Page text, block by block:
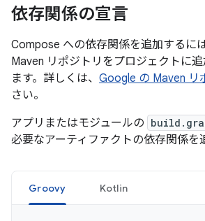
依存関係の宣言
Compose への依存関係を追加するに
Maven リポジトリをプロジェクトに
ます。詳しくは、 Google の Maven リ
さい。
アプリまたはモジュールの
必要なアーティファクトの依存関係を
Groovy Kotlin